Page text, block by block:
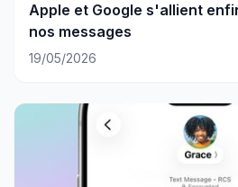
Apple et Google s'allient
nos messages
19/05/2026